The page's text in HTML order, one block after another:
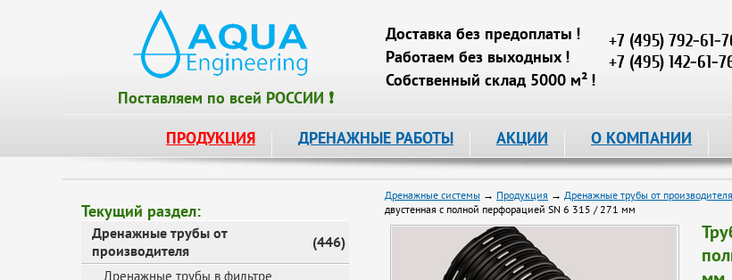
Поставляем по всей РОССИИ ❗
Доставка без предоплаты !
Работаем без выходных !
Собственный склад 5000 м² !
+7 (495) 792-61-
+7 (495) 142-61-
ПРОДУКЦИЯ ДРЕНАЖНЫЕ РАБОТЫ АКЦИИ О КОМПАНИИ
Текущий раздел:
Дренажные трубы от
производителя
(446)
Дренажные трубы в фильтре
Дренажные системы → Продукция → Дренажные трубы от производителя
двустенная с полной перфорацией SN 6 315 / 271 мм